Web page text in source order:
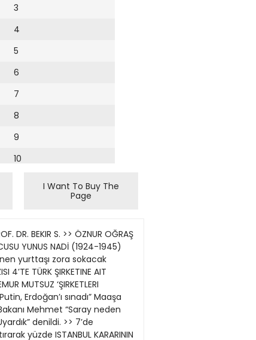
3
4
5
6
7
8
9
10
14
I Want To Buy The
Page
DR. BEKIR S. >> ÖZNUR OĞRAŞ
YUNUS NADİ (1924-1945)
yurttaşı zora sokacak
4’TE TÜRK ŞIRKETINE AIT
MUTSUZ ‘ŞIRKETLERI
Erdoğan’ı sınadı” Maaşa
Mehmet “Saray neden
denildi. >> 7’de
yüzde ISTANBUL KARARININ